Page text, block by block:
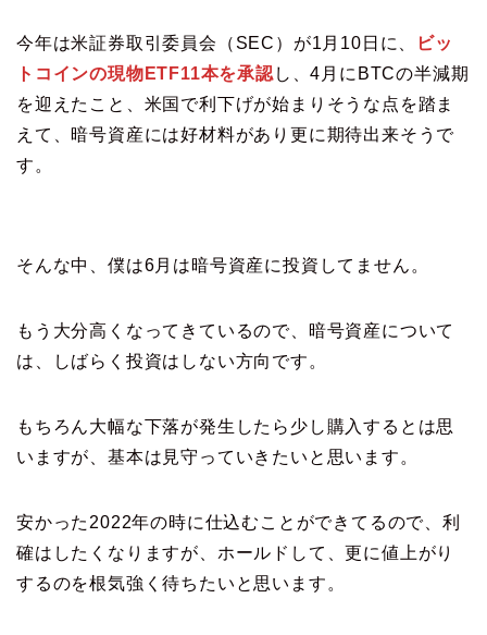
今年は米証券取引委員会（SEC）が1月10日に、
ビッ
トコインの現物ETF11本を承認 し、4月にBTCの半減期
を迎えたこと、米国で利下げが始まりそうな点を踏ま
えて、暗号資産には好材料があり更に期待出来そうで
す。
そんな中、僕は6月は暗号資産に投資してません。
もう大分高くなってきているので、暗号資産について
は、しばらく投資はしない方向です。
もちろん大幅な下落が発生したら少し購入するとは思
いますが、基本は見守っていきたいと思います。
安かった2022年の時に仕込むことができてるので、利
確はしたくなりますが、ホールドして、更に値上がり
するのを根気強く待ちたいと思います。